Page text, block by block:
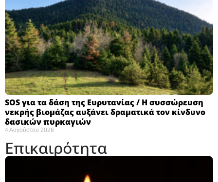
SOS για τα δάση της Ευρυτανίας / Η συσσώρευση
νεκρής βιομάζας αυξάνει δραματικά τον κίνδυνο
δασικών πυρκαγιών
4 Αυγούστου 2026
Επικαιρότητα